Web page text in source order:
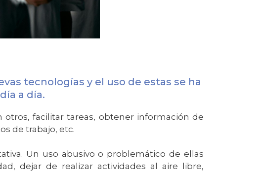
tecnologías y el uso de estas se ha
a día.
facilitar tareas, obtener información de
de trabajo, etc.
Un uso abusivo o problemático de ellas
dejar de realizar actividades al aire libre,